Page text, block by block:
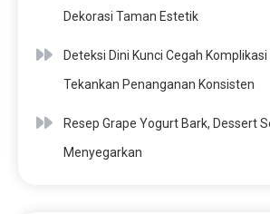
Dekorasi Taman Estetik
Deteksi Dini Kunci Cegah
Tekankan Penanganan Konsisten
Resep Grape Yogurt Bark, Dessert
Menyegarkan